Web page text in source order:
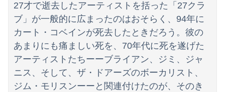
【動画】YouTuber山口達也さん、チェンソーで竹を切るだけで600万再生ｗｗｗｗｗｗｗｗ
27才で逝去したアーティストを括った「27クラ
ブ」が一般的に広まったのはおそらく、94年に
カート・コベインが死去したときだろう。彼の
あまりにも痛ましい死を、70年代に死を遂げた
アーティストたちーーブライアン、ジミ、ジャ
ニス、そして、ザ・ドアーズのボーカリスト、
ジム・モリスンーーと関連付けたのが、そのき